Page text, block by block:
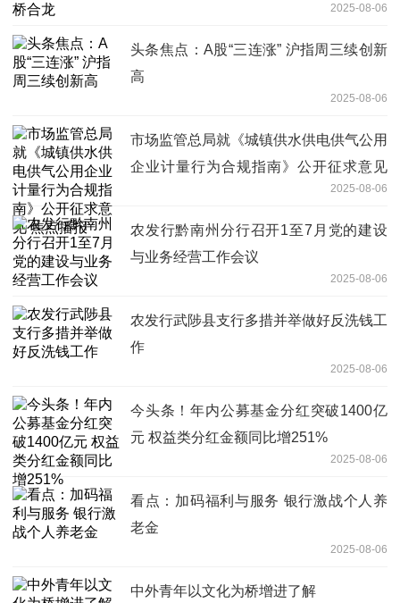
2025-08-06
头条焦点：A股“三连涨” 沪指周三续创新
高
2025-08-06
市场监管总局就《城镇供水供电供气公用
企业计量行为合规指南》公开征求意见
2025-08-06
农发行黔南州分行召开1至7月党的建设
与业务经营工作会议
2025-08-06
农发行武陟县支行多措并举做好反洗钱工
作
2025-08-06
今头条！年内公募基金分红突破1400亿
元 权益类分红金额同比增251%
2025-08-06
看点：加码福利与服务 银行激战个人养
老金
2025-08-06
中外青年以文化为桥增进了解